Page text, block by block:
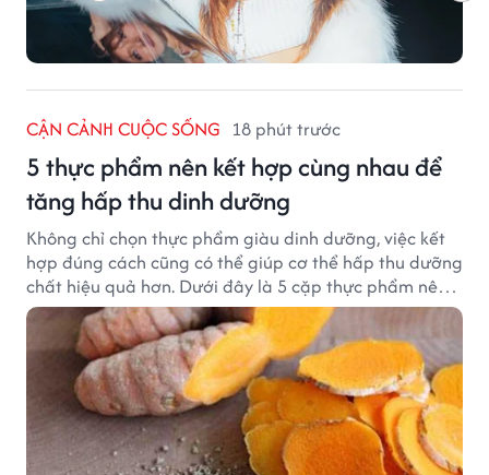
CẬN CẢNH CUỘC SỐNG 18 phút trước
5 thực phẩm nên kết hợp cùng nhau để
tăng hấp thu dinh dưỡng
Không chỉ chọn thực phẩm giàu dinh dưỡng, việc kết
hợp đúng cách cũng có thể giúp cơ thể hấp thu dưỡng
chất hiệu quả hơn. Dưới đây là 5 cặp thực phẩm nên
ăn cùng nhau để tối ưu giá trị dinh dưỡng.